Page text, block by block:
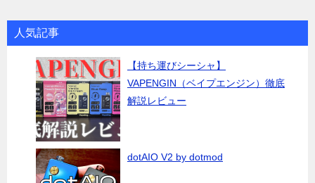
人気記事
【持ち運びシーシャ】
VAPENGIN（ベイプエンジン）徹底
解説レビュー
dotAIO V2 by dotmod